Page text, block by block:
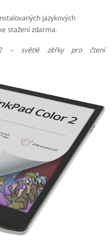
jazykových
stažení zdarma.
2 – světlé zítřky pro čtení